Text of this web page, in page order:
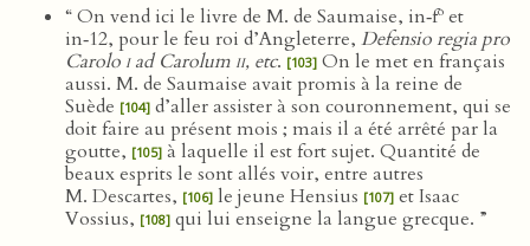
“ On vend ici le livre de M. de Saumaise, in‑fo et
in‑12, pour le feu roi d’Angleterre, Defensio regia pro
Carolo iad Carolum ii, etc. [103] On le met en français
aussi. M. de Saumaise avait promis à la reine de
Suède [104] d’aller assister à son couronnement, qui se
doit faire au présent mois ; mais il a été arrêté par la
goutte, [105] à laquelle il est fort sujet. Quantité de
beaux esprits le sont allés voir, entre autres
M. Descartes, [106] le jeune Hensius [107] et Isaac
Vossius, [108] qui lui enseigne la langue grecque. ”